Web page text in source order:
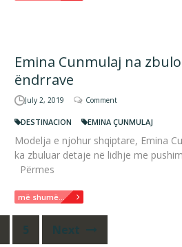
Emina Cunmulaj na
ëndrrave
July 2, 2019 Comment
DESTINACION EMINA ÇUNMULAJ
Modelja e njohur shqiptare, Emina
ka zbuluar detaje në lidhje me
Përmes
më shumë...
5 Next